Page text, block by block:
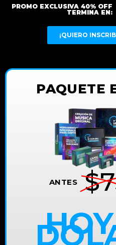
PROMO EXCLUSIVA 40% OFF
TERMINA EN:
¡QUIERO
PAQUETE
ANTES
HOY